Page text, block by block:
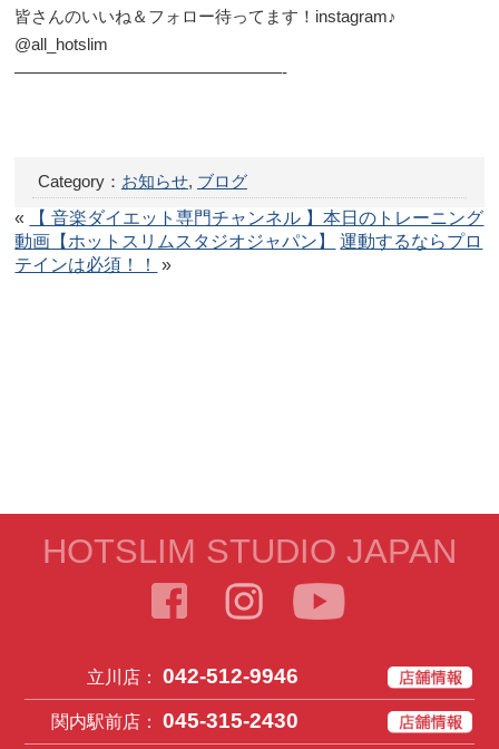
皆さんのいいね＆フォロー待ってます！instagram♪
@all_hotslim
————————————————-
Category： お知らせ, ブログ
«
【 音楽ダイエット専門チャンネル 】本日のトレーニング
動画【ホットスリムスタジオジャパン】
運動するならプロ
テインは必須！！
»
HOTSLIM STUDIO JAPAN
立川店： 042-512-9946
関内駅前店： 045-315-2430